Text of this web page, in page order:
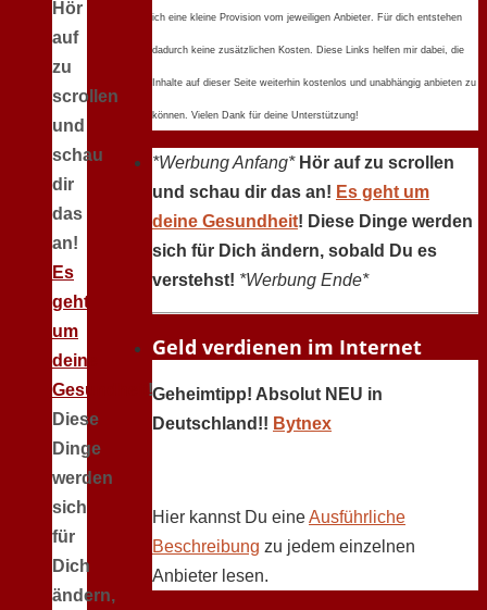
Hör
auf
zu
scrollen
und
schau
dir
das
an!
Es
geht
um
deine
Gesundheit !
Diese
Dinge
werden
sich
für
Dich
ändern,
ich eine kleine Provision vom jeweiligen Anbieter. Für dich entstehen
dadurch keine zusätzlichen Kosten. Diese Links helfen mir dabei, die
Inhalte auf dieser Seite weiterhin kostenlos und unabhängig anbieten zu
können. Vielen Dank für deine Unterstützung!
*Werbung Anfang* Hör auf zu scrollen
und schau dir das an! Es geht um
deine Gesundheit! Diese Dinge werden
sich für Dich ändern, sobald Du es
verstehst! *Werbung Ende*
Geld verdienen im Internet
Geheimtipp! Absolut NEU in
Deutschland!! Bytnex
Hier kannst Du eineAusführliche
Beschreibung zu jedem einzelnen
Anbieter lesen.